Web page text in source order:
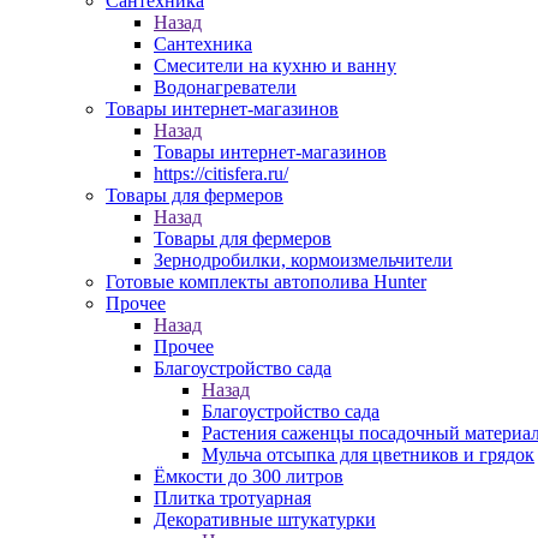
Назад
Сантехника
Смесители на кухню и ванну
Водонагреватели
Товары интернет-магазинов
Назад
Товары интернет-магазинов
https://citisfera.ru/
Товары для фермеров
Назад
Товары для фермеров
Зернодробилки, кормоизмельчители
Готовые комплекты автополива Hunter
Прочее
Назад
Прочее
Благоустройство сада
Назад
Благоустройство сада
Растения саженцы посадочный
Мульча отсыпка для цветников и грядок
Ёмкости до 300 литров
Плитка тротуарная
Декоративные штукатурки